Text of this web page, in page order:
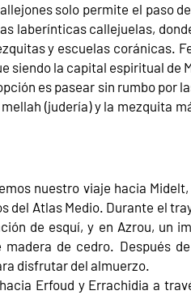
solo permite el paso
laberínticas callejuelas,
y escuelas coránicas.
siendo la capital espiritual de
es pasear sin rumbo por
(judería) y la mezquita
nuestro viaje hacia
del Atlas Medio. Durante el
de esquí, y en Azrou, un
de cedro. Después
disfrutar del almuerzo.
Erfoud y Errachidia a